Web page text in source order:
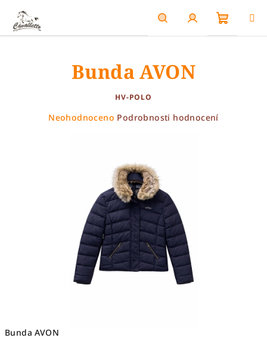
obsah
HledatPřihlášení
Bunda AVON
Bunda AVON
HV-POLO
Průměrné
Neohodnoceno Podrobnosti hodnocení